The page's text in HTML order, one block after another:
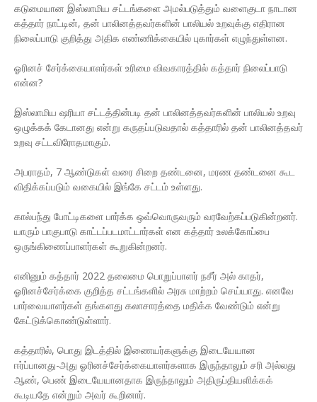
கடுமையான இஸ்லாமிய சட்டங்களை அமல்படுத்தும் வளைகுடா நாடான
கத்தார் நாட்டின், தன் பாலினத்தவர்களின் பாலியல் உறவுக்கு எதிரான
நிலைப்பாடு குறித்து அதிக எண்ணிக்கையில் புகார்கள் எழுந்துள்ளன.
ஓரினச் சேர்க்கையாளர்கள் உரிமை விவகாரத்தில் கத்தார் நிலைப்பாடு
என்ன?
இஸ்லாமிய ஷரியா சட்டத்தின்படி தன் பாலினத்தவர்களின் பாலியல் உறவு
ஒழுக்கக் கேடானது என்று கருதப்படுவதால் கத்தாரில் தன் பாலினத்தவர்
உறவு சட்டவிரோதமாகும்.
அபராதம், 7 ஆண்டுகள் வரை சிறை தண்டனை, மரண தண்டனை கூட
விதிக்கப்படும் வகையில் இங்கே சட்டம் உள்ளது.
கால்பந்து போட்டிகளை பார்க்க ஒவ்வொருவரும் வரவேற்கப்படுகின்றனர்.
யாரும் பாகுபாடு காட்டப்படமாட்டார்கள் என கத்தார் உலக்கோப்பை
ஒருங்கிணைப்பாளர்கள் கூறுகின்றனர்.
எனினும் கத்தார் 2022 தலைமை பொறுப்பாளர் நசீர் அல் காதர்,
ஓரினச்சேர்க்கை குறித்த சட்டங்களில் அரசு மாற்றம் செய்யாது. எனவே
பார்வையாளர்கள் தங்களது கலாசாரத்தை மதிக்க வேண்டும் என்று
கேட்டுக்கொண்டுள்ளார்.
கத்தாரில், பொது இடத்தில் இணையர்களுக்கு இடையேயான
ஈர்ப்பானது-அது ஓரினச்சேர்க்கையாளர்களாக இருந்தாலும் சரி அல்லது
ஆண், பெண் இடையேயானதாக இருந்தாலும் அதிருப்தியளிக்கக்
கூடியதே என்றும் அவர் கூறினார்.